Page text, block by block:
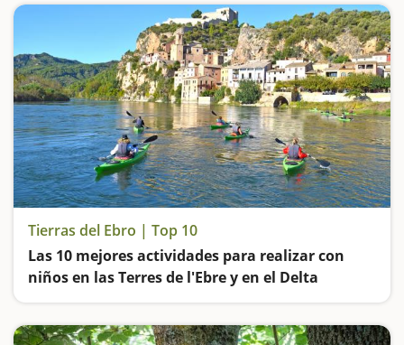
Tierras del Ebro | Top 10
Las 10 mejores actividades para realizar con
niños en las Terres de l'Ebre y en el Delta